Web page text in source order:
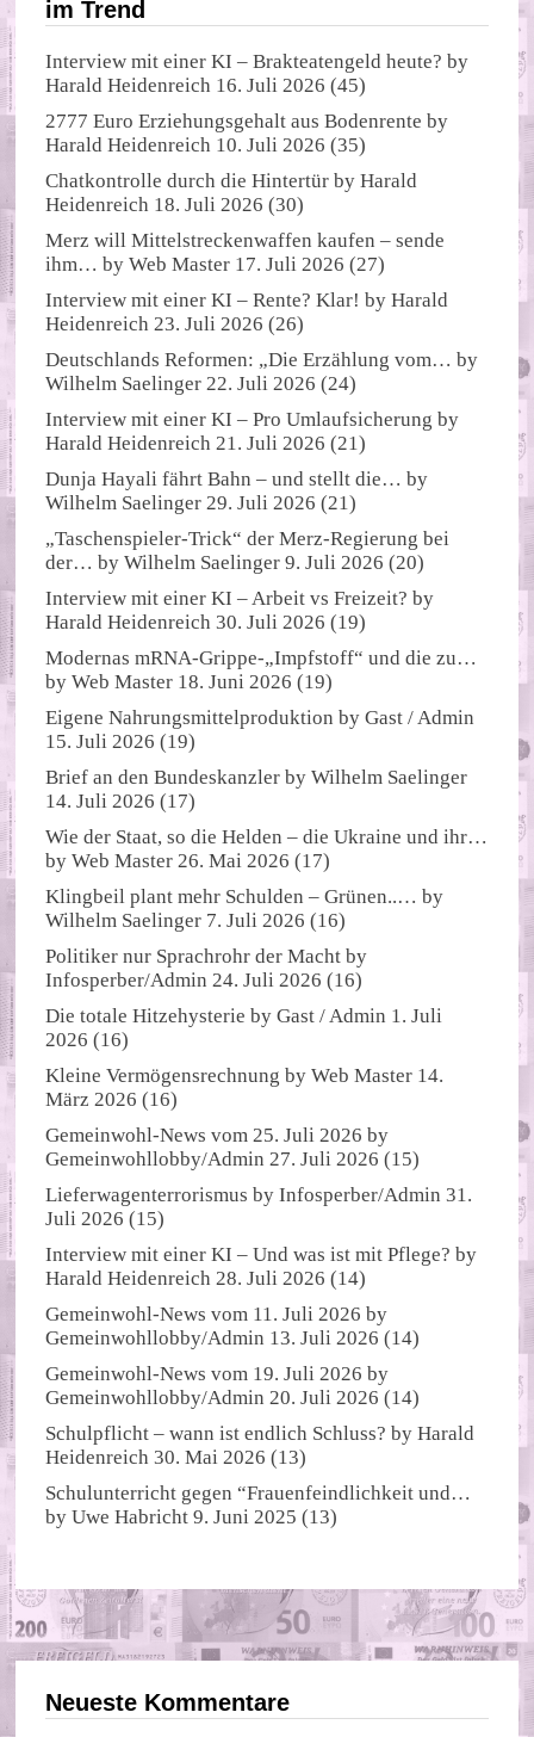
im Trend
Interview mit einer KI – Brakteatengeld heute? by
Harald Heidenreich 16. Juli 2026 (45)
2777 Euro Erziehungsgehalt aus Bodenrente by
Harald Heidenreich 10. Juli 2026 (35)
Chatkontrolle durch die Hintertür byHarald
Heidenreich 18. Juli 2026 (30)
Merz will Mittelstreckenwaffen kaufen – sende
ihm… byWeb Master 17. Juli 2026 (27)
Interview mit einer KI – Rente? Klar! byHarald
Heidenreich 23. Juli 2026 (26)
Deutschlands Reformen: „Die Erzählung vom… by
Wilhelm Saelinger 22. Juli 2026 (24)
Interview mit einer KI – Pro Umlaufsicherung by
Harald Heidenreich 21. Juli 2026 (21)
Dunja Hayali fährt Bahn – und stellt die… by
Wilhelm Saelinger 29. Juli 2026 (21)
„Taschenspieler-Trick“ der Merz-Regierung bei
der… byWilhelm Saelinger 9. Juli 2026 (20)
Interview mit einer KI – Arbeit vs Freizeit? by
Harald Heidenreich 30. Juli 2026 (19)
Modernas mRNA-Grippe-„Impfstoff“ und die zu…
byWeb Master 18. Juni 2026 (19)
Eigene Nahrungsmittelproduktion byGast / Admin
15. Juli 2026 (19)
Brief an den Bundeskanzler byWilhelm Saelinger
14. Juli 2026 (17)
Wie der Staat, so die Helden – die Ukraine und ihr…
byWeb Master 26. Mai 2026 (17)
Klingbeil plant mehr Schulden – Grünen..… by
Wilhelm Saelinger 7. Juli 2026 (16)
Politiker nur Sprachrohr der Macht by
Infosperber/Admin 24. Juli 2026 (16)
Die totale Hitzehysterie byGast / Admin 1. Juli
2026 (16)
Kleine Vermögensrechnung byWeb Master 14.
März 2026 (16)
Gemeinwohl-News vom 25. Juli 2026 by
Gemeinwohllobby/Admin 27. Juli 2026 (15)
Lieferwagenterrorismus byInfosperber/Admin 31.
Juli 2026 (15)
Interview mit einer KI – Und was ist mit Pflege? by
Harald Heidenreich 28. Juli 2026 (14)
Gemeinwohl-News vom 11. Juli 2026 by
Gemeinwohllobby/Admin 13. Juli 2026 (14)
Gemeinwohl-News vom 19. Juli 2026 by
Gemeinwohllobby/Admin 20. Juli 2026 (14)
Schulpflicht – wann ist endlich Schluss? byHarald
Heidenreich 30. Mai 2026 (13)
Schulunterricht gegen “Frauenfeindlichkeit und…
byUwe Habricht 9. Juni 2025 (13)
Neueste Kommentare